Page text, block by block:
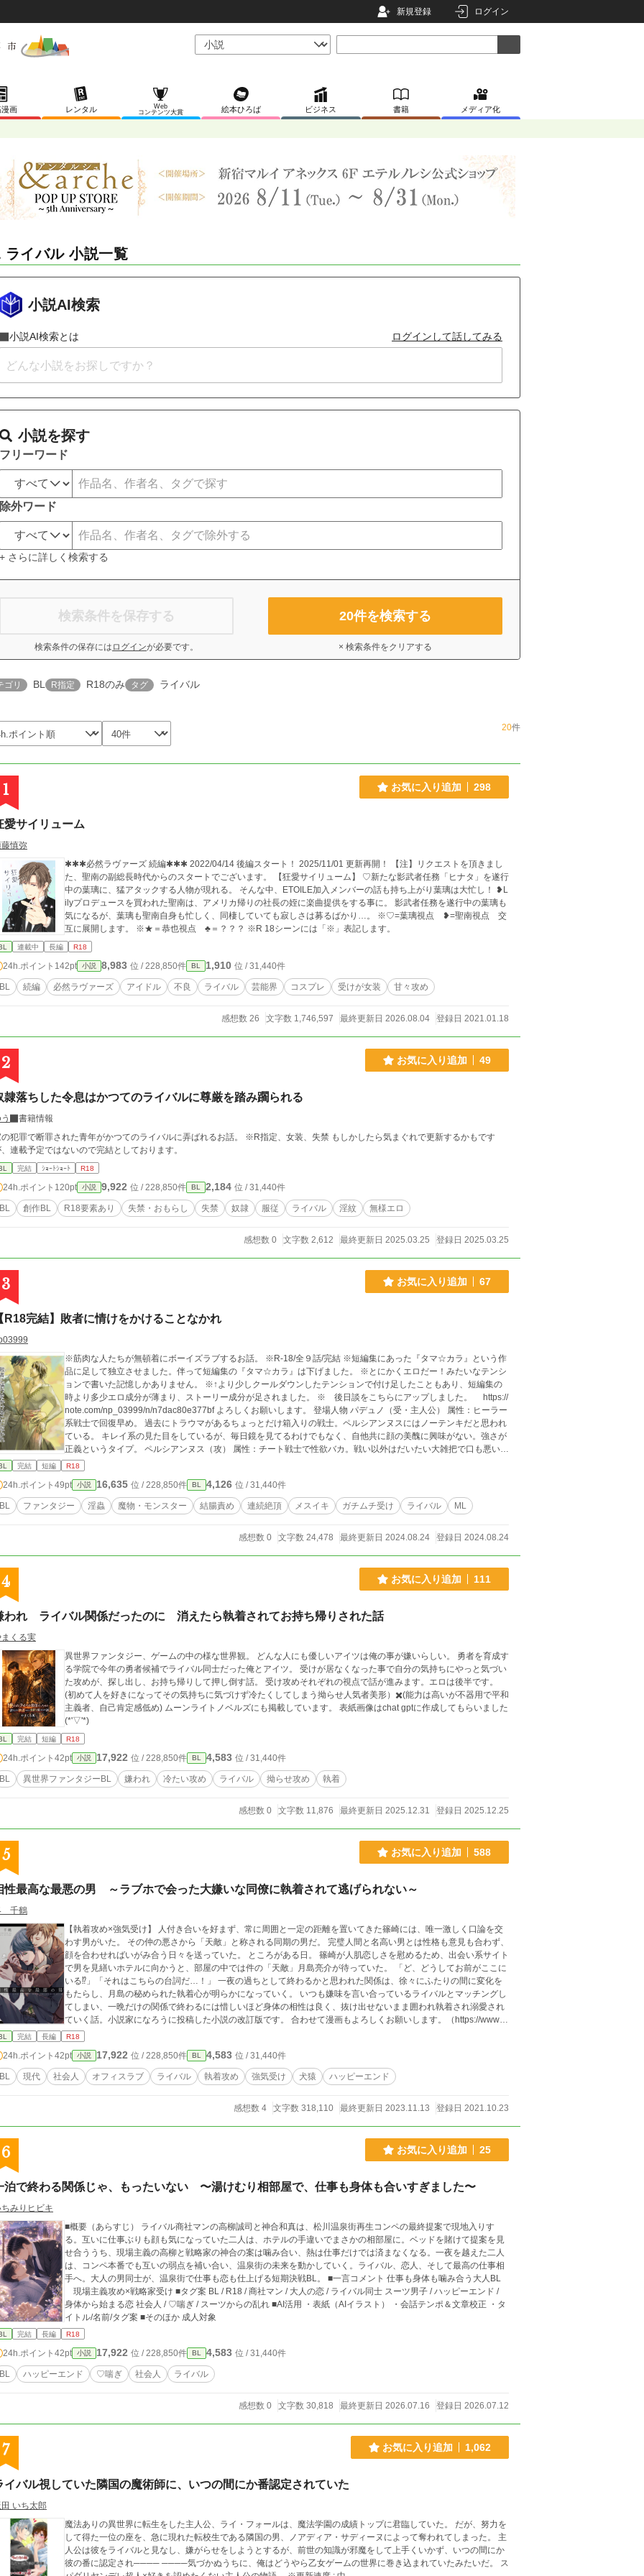
新規登録 ログイン
画 レンタル
Web
コンテンツ大賞
絵本ひろば ビジネス 書籍 メディア化
ライバル 小説一覧
小説AI検索
小説AI検索とは ログインして話してみる
小説を探す
フリーワード
除外ワード
+ さらに詳しく検索する
検索条件を保存する
検索条件の保存には ログインが必要です。
20件を検索する
× 検索条件をクリアする
ゴリ BL R指定 R18のみ タグ ライバル
20件
1 お気に入り追加 298
愛サイリューム
慎弥
✱✱✱必然ラヴァーズ 続編✱✱✱ 2022/04/14 後編スタート！ 2025/11/01 更新再開！ 【注】リクエストを頂きまし
た、聖南の副総長時代からのスタートでございます。 【狂愛サイリューム】 ♡新たな影武者任務「ヒナタ」を遂行
中の葉璃に、猛アタックする人物が現れる。 そんな中、ETOILE加入メンバーの話も持ち上がり葉璃は大忙し！ ❥L
ilyプロデュースを買われた聖南は、アメリカ帰りの社長の姪に楽曲提供をする事に。 影武者任務を遂行中の葉璃も
気になるが、葉璃も聖南自身も忙しく、同棲していても寂しさは募るばかり…。 ※♡=葉璃視点 ❥=聖南視点 交
互に展開します。 ※★＝恭也視点 ♣️＝？？？ ※R 18シーンには「※」表記します。
連載中 長編 R18
24h.ポイント 142pt 小説 8,983 位 / 228,850件 BL 1,910 位 / 31,440件
BL 続編 必然ラヴァーズ アイドル 不良 ライバル 芸能界 コスプレ 受けが女装 甘々攻め
感想数 26 文字数 1,746,597 最終更新日 2026.08.04 登録日 2021.01.18
2 お気に入り追加 49
隷落ちした令息はかつてのライバルに尊厳を踏み躙られる
書籍情報
罪で断罪された青年がかつてのライバルに弄ばれるお話。 ※R指定、女装、失禁 もしかしたら気まぐれで更新するかもです
連載予定ではないので完結としております。
完結 ｼｮｰﾄｼｮｰﾄ R18
24h.ポイント 120pt 小説 9,922 位 / 228,850件 BL 2,184 位 / 31,440件
BL 創作BL R18要素あり 失禁・おもらし 失禁 奴隷 服従 ライバル 淫紋 無様エロ
感想数 0 文字数 2,612 最終更新日 2025.03.25 登録日 2025.03.25
3 お気に入り追加 67
R18完結】敗者に情けをかけることなかれ
※筋肉な人たちが無頓着にボーイズラブするお話。 ※R-18/全９話/完結 ※短編集にあった『タマ☆カラ』という作
品に足して独立させました。伴って短編集の『タマ☆カラ』は下げました。 ※とにかくエロだー！みたいなテンシ
ョンで書いた記憶しかありません。 ※↑より少しクールダウンしたテンションで付け足したこともあり、短編集の
時より多少エロ成分が薄まり、ストーリー成分が足されました。 ※ 後日談をこちらにアップしました。 https://
note.com/np_03999/n/n7dac80e377bf よろしくお願いします。 登場人物 パデュノ（受・主人公） 属性：ヒーラー
系戦士で回復早め。 過去にトラウマがあるちょっとだけ箱入りの戦士。ペルシアンヌスにはノーテンキだと思われ
ている。 キレイ系の見た目をしているが、毎日鏡を見てるわけでもなく、自他共に顔の美醜に興味がない。強さが
正義というタイプ。 ペルシアンヌス（攻） 属性：チート戦士で性欲バカ。戦い以外はだいたい大雑把で口も悪い。
国外で戦士をしていたときはチート級の強さと口の悪さが災いして敵も多かったが、ここでは結構大人しくしてい
ンキだとわかってからは、パデュノに合わせてセックスするように。見た目はもともと好みだったが、わがまま言
われるのは嫌じゃないことに気付いた。 あらすじ 魔物に村を襲われて母を亡くしたパデュノは、あのときもっと強
ければ母を守れたのにと、『強さ』に憧れを持つ戦士。首都でトップクラスの戦士だったが、ペルシアンヌスが首
勝負を挑んでしまう。性欲バカのペルシアンヌスだが、強さも折り紙付き。負けて『性欲処理』として抱かれてし
完結 短編 R18
24h.ポイント 49pt 小説 16,635 位 / 228,850件 BL 4,126 位 / 31,440件
BL ファンタジー 淫蟲 魔物・モンスター 結腸責め 連続絶頂 メスイキ ガチムチ受け ライバル ML
感想数 0 文字数 24,478 最終更新日 2024.08.24 登録日 2024.08.24
4 お気に入り追加 111
われ ライバル関係だったのに 消えたら執着されてお持ち帰りされた話
くる実
異世界ファンタジー、ゲームの中の様な世界観。 どんな人にも優しいアイツは俺の事が嫌いらしい。 勇者を育成す
る学院で今年の勇者候補でライバル同士だった俺とアイツ。 受けが居なくなった事で自分の気持ちにやっと気づい
た攻めが、探し出し、お持ち帰りして押し倒す話。 受け攻めそれぞれの視点で話が進みます。エロは後半です。
(初めて人を好きになってその気持ちに気づけず冷たくしてしまう拗らせ人気者美形）✖️(能力は高いが不器用で平和
主義者、自己肯定感低め) ムーンライトノベルズにも掲載しています。 表紙画像はchat gptに作成してもらいました
(*'▽'*)
完結 短編 R18
24h.ポイント 42pt 小説 17,922 位 / 228,850件 BL 4,583 位 / 31,440件
BL 異世界ファンタジーBL 嫌われ 冷たい攻め ライバル 拗らせ攻め 執着
感想数 0 文字数 11,876 最終更新日 2025.12.31 登録日 2025.12.25
5 お気に入り追加 588
性最高な最悪の男 ～ラブホで会った大嫌いな同僚に執着されて逃げられない～
千鶴
【執着攻め×強気受け】 人付き合いを好まず、常に周囲と一定の距離を置いてきた篠崎には、唯一激しく口論を交
わす男がいた。 その仲の悪さから「天敵」と称される同期の男だ。 完璧人間と名高い男とは性格も意見も合わず、
顔を合わせればいがみ合う日々を送っていた。 ところがある日。 篠崎が人肌恋しさを慰めるため、出会い系サイト
で男を見繕いホテルに向かうと、部屋の中では件の「天敵」月島亮介が待っていた。 「ど、どうしてお前がここに
いる⁉」「それはこちらの台詞だ…！」 一夜の過ちとして終わるかと思われた関係は、徐々にふたりの間に変化を
もたらし、月島の秘められた執着心が明らかになっていく。 いつも嫌味を言い合っているライバルとマッチングし
てしまい、一晩だけの関係で終わるには惜しいほど身体の相性は良く、抜け出せないまま囲われ執着され溺愛され
ていく話。小説家になろうに投稿した小説の改訂版です。 合わせて漫画もよろしくお願いします。（https://www.al
phapolis.co.jp/manga/763604729/304424900）
完結 長編 R18
24h.ポイント 42pt 小説 17,922 位 / 228,850件 BL 4,583 位 / 31,440件
BL 現代 社会人 オフィスラブ ライバル 執着攻め 強気受け 犬猿 ハッピーエンド
感想数 4 文字数 318,110 最終更新日 2023.11.13 登録日 2021.10.23
6 お気に入り追加 25
泊で終わる関係じゃ、もったいない 〜湯けむり相部屋で、仕事も身体も合いすぎました〜
みりヒビキ
■概要（あらすじ） ライバル商社マンの高柳誠司と神合和真は、松川温泉街再生コンペの最終提案で現地入りす
る。互いに仕事ぶりも顔も気になっていた二人は、ホテルの手違いでまさかの相部屋に。ベッドを賭けて提案を見
せ合ううち、現場主義の高柳と戦略家の神合の案は噛み合い、熱は仕事だけでは済まなくなる。一夜を越えた二人
は、コンペ本番でも互いの弱点を補い合い、温泉街の未来を動かしていく。ライバル、恋人、そして最高の仕事相
手へ。大人の男同士が、温泉街で仕事も恋も仕上げる短期決戦BL。 ■一言コメント 仕事も身体も噛み合う大人BL
現場主義攻め×戦略家受け ■タグ案 BL / R18 / 商社マン / 大人の恋 / ライバル同士 スーツ男子 / ハッピーエンド /
身体から始まる恋 社会人 / ♡喘ぎ / スーツからの乱れ ■AI活用 ・表紙（AIイラスト） ・会話テンポ＆文章校正 ・タ
イトル/名前/タグ案 ■そのほか 成人対象
完結 長編 R18
24h.ポイント 42pt 小説 17,922 位 / 228,850件 BL 4,583 位 / 31,440件
BL ハッピーエンド ♡喘ぎ 社会人 ライバル
感想数 0 文字数 30,818 最終更新日 2026.07.16 登録日 2026.07.12
7 お気に入り追加 1,062
イバル視していた隣国の魔術師に、いつの間にか番認定されていた
いち太郎
魔法ありの異世界に転生をした主人公、ライ・フォールは、魔法学園の成績トップに君臨していた。 だが、努力を
して得た一位の座を、急に現れた転校生である隣国の男、ノアディア・サディーヌによって奪われてしまった。 主
人公は彼をライバルと見なし、嫌がらせをしようとするが、前世の知識が邪魔をして上手くいかず、いつの間にか
彼の番に認定され──── ────気づかぬうちに、俺はどうやら乙女ゲームの世界に巻き込まれていたみたいだ。 ス